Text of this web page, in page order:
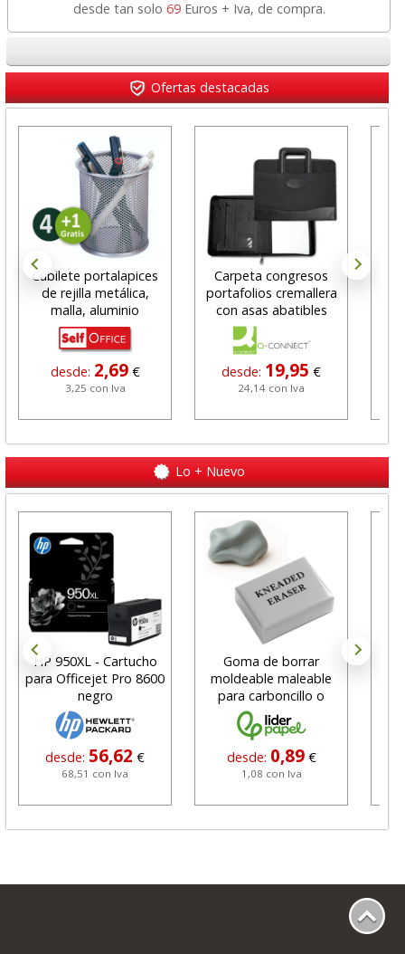
desde tan solo 69Euros + Iva, de compra.
Ofertas destacadas
Cubilete portalapices
de rejilla metálica,
malla, aluminio
desde: 2,69 €
3,25 con Iva
Carpeta congresos
portafolios cremallera
con asas abatibles
desde: 19,95 €
24,14 con Iva
Lo + Nuevo
HP 950XL - Cartucho
para Officejet Pro 8600
negro
desde: 56,62 €
68,51 con Iva
Goma de borrar
moldeable maleable
para carboncillo o
grafito
desde: 0,89 €
1,08 con Iva